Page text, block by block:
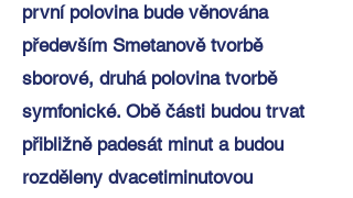
první polovina bude věnována
především Smetanově tvorbě
sborové, druhá polovina tvorbě
symfonické. Obě části budou trvat
přibližně padesát minut a budou
rozděleny dvacetiminutovou